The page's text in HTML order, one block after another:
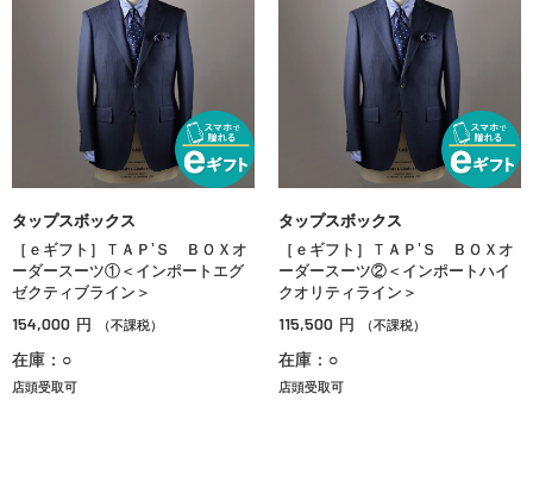
タップスボックス
［ｅギフト］ＴＡＰ’Ｓ ＢＯＸオ
ーダースーツ①＜インポートエグ
ゼクティブライン＞
154,000 円 （不課税）
在庫：○
店頭受取可
タップスボックス
［ｅギフト］ＴＡＰ’Ｓ ＢＯＸオ
ーダースーツ②＜インポートハイ
クオリティライン＞
115,500 円 （不課税）
在庫：○
店頭受取可